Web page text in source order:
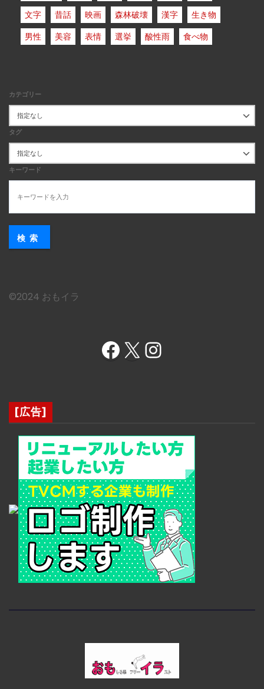
文字
昔話 映画 森林破壊 漢字
生き物
男性
美容 表情 選挙 酸性雨 食べ物
カテゴリー
タグ
キーワード
検索
©︎2024 おもイラ
Facebook X Instagram
[広告]